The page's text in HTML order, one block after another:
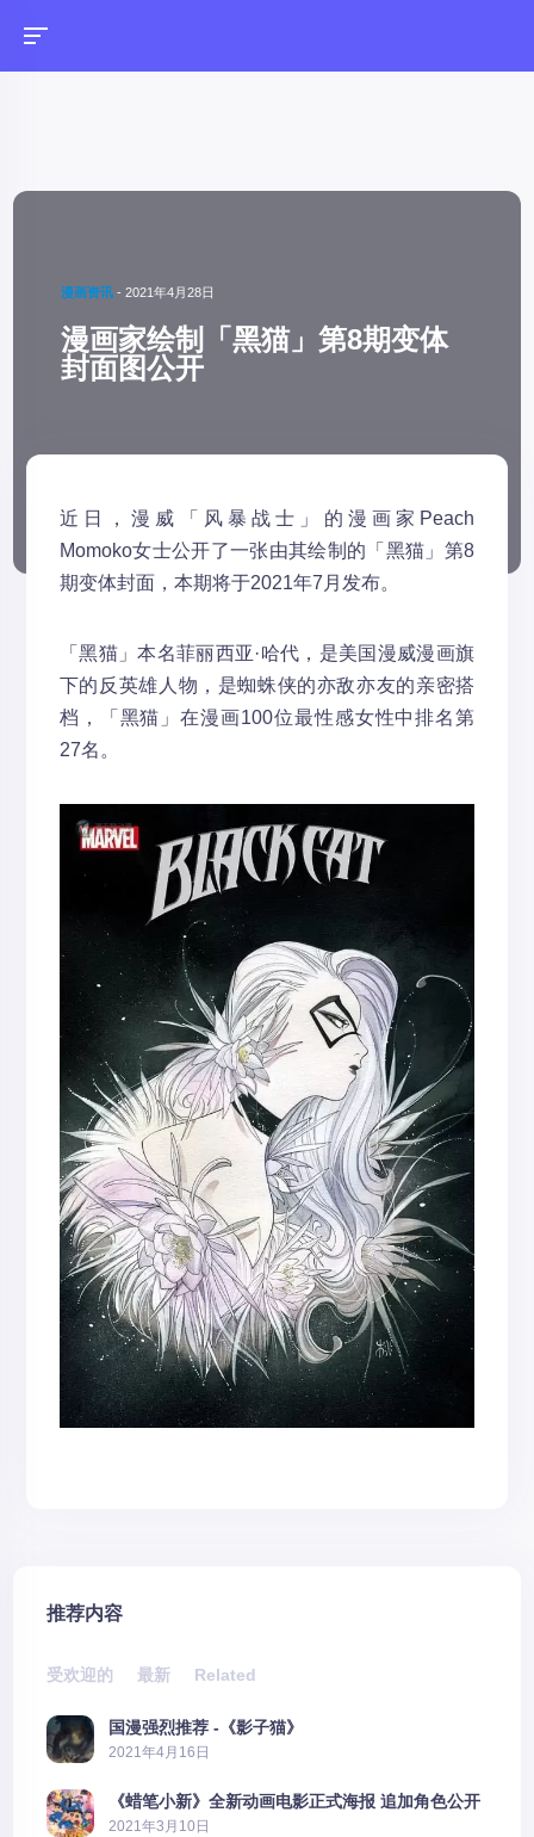
漫画资讯 -2021年4月28日
漫画家绘制「黑猫」第8期变体
封面图公开
近日，漫威「风暴战士」的漫画家Peach
Momoko女士公开了一张由其绘制的「黑猫」第8
期变体封面，本期将于2021年7月发布。
「黑猫」本名菲丽西亚·哈代，是美国漫威漫画旗
下的反英雄人物，是蜘蛛侠的亦敌亦友的亲密搭
档，「黑猫」在漫画100位最性感女性中排名第
27名。
推荐内容
受欢迎的 最新 Related
国漫强烈推荐 -《影子猫》
2021年4月16日
《蜡笔小新》全新动画电影正式海报 追加角色公开
2021年3月10日